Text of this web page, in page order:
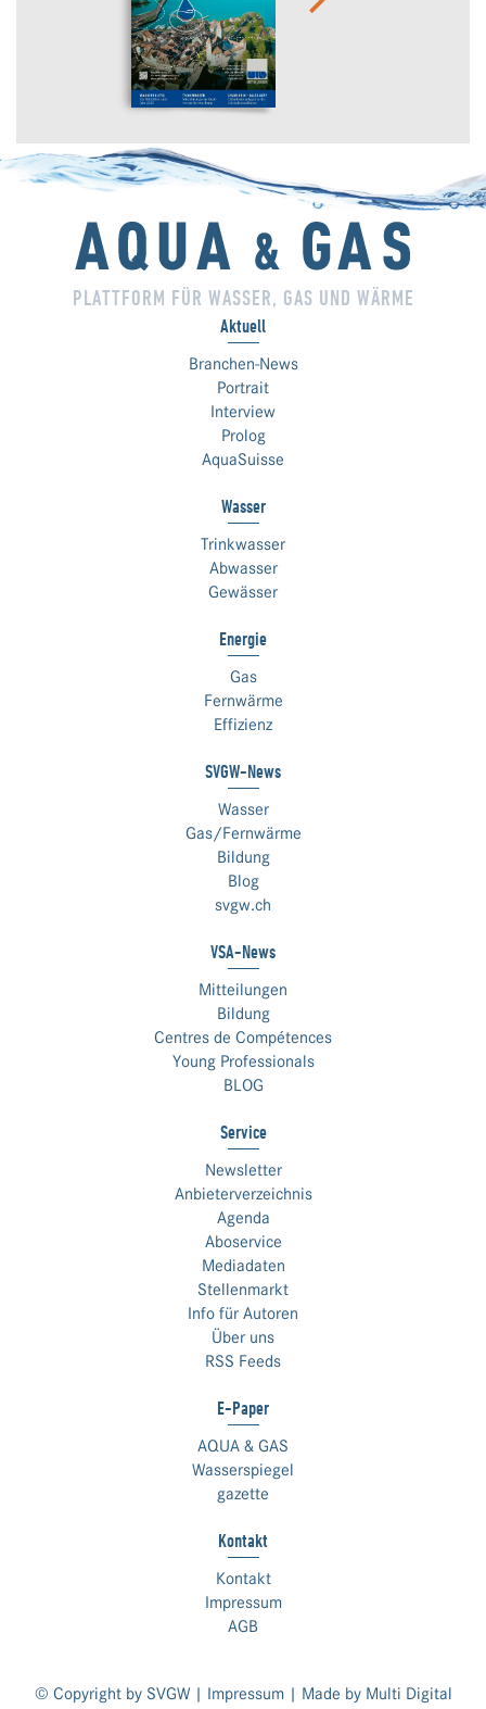
PLATTFORM FÜR WASSER, GAS UND WÄRME
Aktuell
Branchen-News
Portrait
Interview
Prolog
AquaSuisse
Wasser
Trinkwasser
Abwasser
Gewässer
Energie
Gas
Fernwärme
Effizienz
SVGW-News
Wasser
Gas/Fernwärme
Bildung
Blog
svgw.ch
VSA-News
Mitteilungen
Bildung
Centres de Compétences
Young Professionals
BLOG
Service
Newsletter
Anbieterverzeichnis
Agenda
Aboservice
Mediadaten
Stellenmarkt
Info für Autoren
Über uns
RSS Feeds
E-Paper
AQUA & GAS
Wasserspiegel
gazette
Kontakt
Kontakt
Impressum
AGB
© Copyright by SVGW | Impressum| Made by Multi Digital